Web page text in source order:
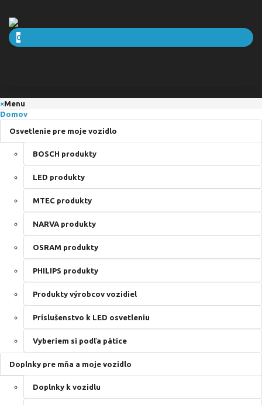
0
×Menu
Domov
Osvetlenie pre moje vozidlo
BOSCH produkty
LED produkty
MTEC produkty
NARVA produkty
OSRAM produkty
PHILIPS produkty
Produkty výrobcov vozidiel
Príslušenstvo k LED osvetleniu
Vyberiem si podľa pätice
Doplnky pre mňa a moje vozidlo
Doplnky k vozidlu